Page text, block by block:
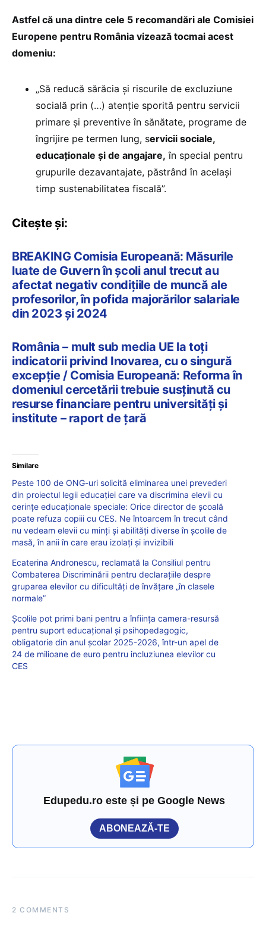
Astfel că una dintre cele 5 recomandări ale Comisiei
Europene pentru România vizează tocmai acest
domeniu:
„Să reducă sărăcia și riscurile de excluziune
socială prin (…) atenție sporită pentru servicii
primare și preventive în sănătate, programe de
îngrijire pe termen lung, servicii sociale,
educaționale și de angajare, în special pentru
grupurile dezavantajate, păstrând în același
timp sustenabilitatea fiscală”.
Citește și:
BREAKING Comisia Europeană: Măsurile
luate de Guvern în școli anul trecut au
afectat negativ condițiile de muncă ale
profesorilor, în pofida majorărilor salariale
din 2023 și 2024
România – mult sub media UE la toți
indicatorii privind Inovarea, cu o singură
excepție / Comisia Europeană: Reforma în
domeniul cercetării trebuie susținută cu
resurse financiare pentru universități și
institute – raport de țară
Similare
Peste 100 de ONG-uri solicită eliminarea unei prevederi
din proiectul legii educației care va discrimina elevii cu
cerințe educaționale speciale: Orice director de școală
poate refuza copiii cu CES. Ne întoarcem în trecut când
nu vedeam elevii cu minți și abilități diverse în școlile de
masă, în anii în care erau izolați și invizibili
Ecaterina Andronescu, reclamată la Consiliul pentru
Combaterea Discriminării pentru declarațiile despre
gruparea elevilor cu dificultăți de învățare „în clasele
normale”
Școlile pot primi bani pentru a înființa camera-resursă
pentru suport educațional și psihopedagogic,
obligatorie din anul școlar 2025-2026, într-un apel de
24 de milioane de euro pentru incluziunea elevilor cu
CES
Edupedu.ro este și pe Google News
ABONEAZĂ-TE
2 COMMENTS